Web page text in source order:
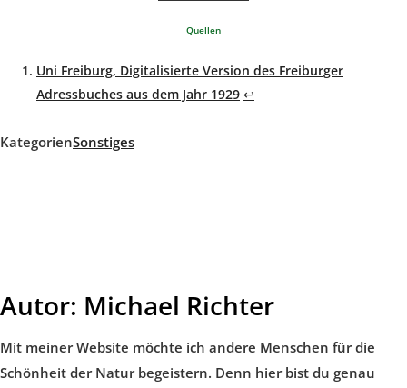
Quellen
Uni Freiburg, Digitalisierte Version des Freiburger
Adressbuches aus dem Jahr 1929 ↩︎
KategorienSonstiges
Autor: Michael Richter
Mit meiner Website möchte ich andere Menschen für die
Schönheit der Natur begeistern. Denn hier bist du genau